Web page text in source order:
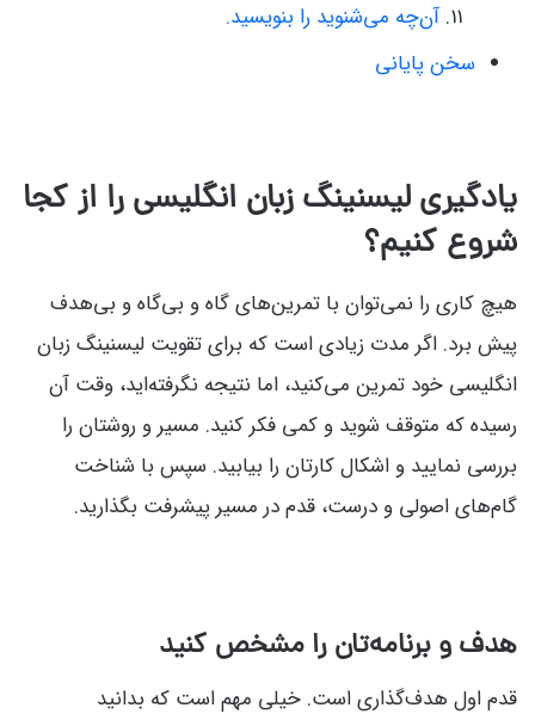
آن‌چه می‌شنوید را بنویسید.
سخن پایانی
یادگیری لیسنینگ زبان انگلیسی را از کجا
شروع کنیم؟
هیچ کاری را نمی‌توان با تمرین‌های گاه و بی‌گاه و بی‌هدف
پیش برد. اگر مدت زیادی است که برای تقویت لیسنینگ زبان
انگلیسی خود تمرین می‌کنید، اما نتیجه نگرفته‌اید، وقت آن
رسیده که متوقف شوید و کمی فکر کنید. مسیر و روشتان را
بررسی نمایید و اشکال کارتان را بیابید. سپس با شناخت
گام‌های اصولی و درست، قدم در مسیر پیشرفت بگذارید.
هدف و برنامه‌تان را مشخص کنید
قدم اول هدف‌گذاری است. خیلی مهم است که بدانید